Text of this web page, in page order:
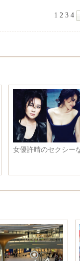
1 2 3 4
クシーな写真